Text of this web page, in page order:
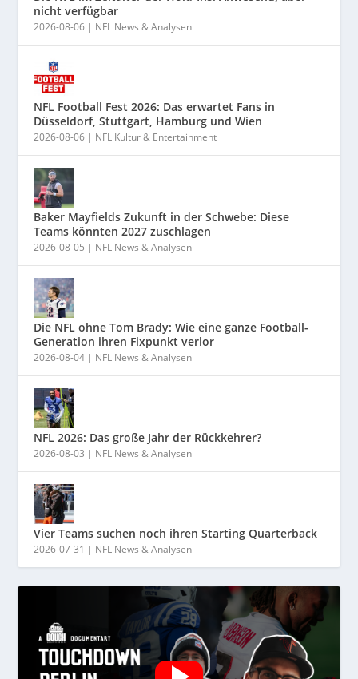
nicht verfügbar
2026-08-06 | NFL News & Analysen
NFL Football Fest 2026: Das erwartet Fans in
Düsseldorf, Stuttgart, Hamburg und Wien
2026-08-06 | NFL Kultur & Entertainment
Baker Mayfields Zukunft in der Schwebe: Diese
Teams könnten 2027 zuschlagen
2026-08-05 | NFL News & Analysen
Die NFL ohne Tom Brady: Wie eine ganze Football-
Generation ihren Fixpunkt verlor
2026-08-04 | NFL News & Analysen
NFL 2026: Das große Jahr der Rückkehrer?
2026-08-03 | NFL News & Analysen
Vier Teams suchen noch ihren Starting Quarterback
2026-07-31 | NFL News & Analysen